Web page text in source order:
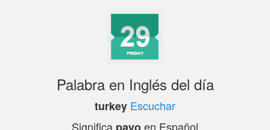
Palabra en Inglés del día
turkey Escuchar
Significa
en Español